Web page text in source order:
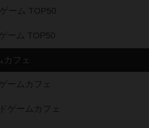
ーム TOP50
ーム TOP50
カフェ
ームカフェ
ゲームカフェ